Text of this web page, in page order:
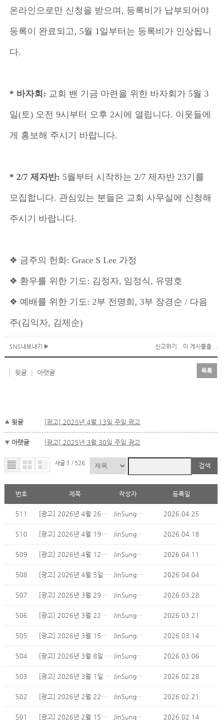
온라인으로만 신청을 받으며, 등록비가 납부되어야
등록이 완료되고, 5월 1일부터는 등록비가 인상됩니
다.
* 바자회: 교회 밴 기금 마련을 위한 바자회가 5월 3
일(토) 오전 9시부터 오후 2시에 열립니다. 이웃들에
게 홍보해 주시기 바랍니다.
* 2/7 제자반: 5월부터 시작하는 2/7 제자반 23기를
모집합니다. 관심있는 분들은 교회 사무실에 신청해
주시기 바랍니다.
❖ 금주의 헌화: Grace S Lee 가정
❖ 환우를 위한 기도: 김정자, 임정식, 유명호
❖ 예배를 위한 기도: 2부 전명희, 3부 장경순 / 다음
주(김익자, 김제순)
SNS내보내기 신고하기 이 게시물을...
윗글 아랫글 목록
윗글 [광고] 2025년 4월 13일 주일 광고
아랫글 [광고] 2025년 3월 30일 주일 광고
새글 1 / 526 검색
번호 제목 작성자 등록일
511 [광고] 2026년 4월 26일 주일 광고 JinSung Min 2026.04.25
510 [광고] 2026년 4월 19일 주일 광고 JinSung Min 2026.04.18
509 [광고] 2026년 4월 12일 주일 광고 JinSung Min 2026.04.11
508 [광고] 2026년 4월 5일 주일 광고 JinSung Min 2026.04.04
507 [광고] 2026년 3월 29일 주일 광고 JinSung Min 2026.03.28
506 [광고] 2026년 3월 22일 주일 광고 JinSung Min 2026.03.21
505 [광고] 2026년 3월 15일 주일 광고 JinSung Min 2026.03.14
504 [광고] 2026년 3월 8일 주일 광고 JinSung Min 2026.03.06
503 [광고] 2026년 3월 1일 주일 광고 JinSung Min 2026.02.28
502 [광고] 2026년 2월 22일 주일 광고 JinSung Min 2026.02.21
501 [광고] 2026년 2월 15일 주일 광고 JinSung Min 2026.02.14